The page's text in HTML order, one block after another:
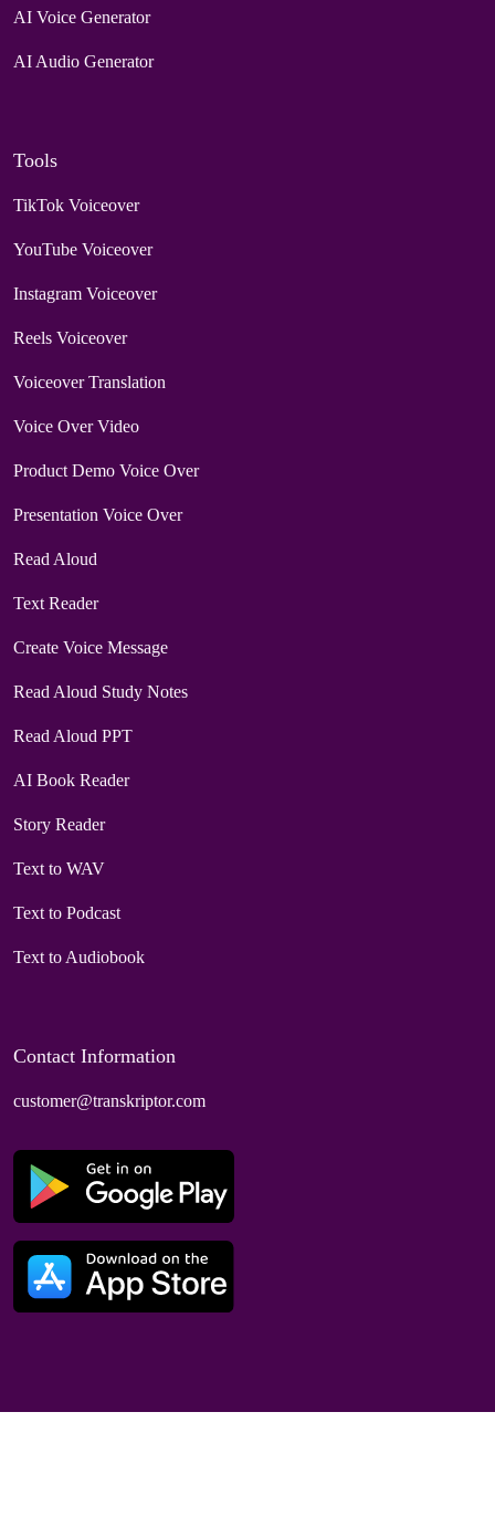
AI Voice Generator
AI Audio Generator
Tools
TikTok Voiceover
YouTube Voiceover
Instagram Voiceover
Reels Voiceover
Voiceover Translation
Voice Over Video
Product Demo Voice Over
Presentation Voice Over
Read Aloud
Text Reader
Create Voice Message
Read Aloud Study Notes
Read Aloud PPT
AI Book Reader
Story Reader
Text to WAV
Text to Podcast
Text to Audiobook
Contact Information
customer@transkriptor.com